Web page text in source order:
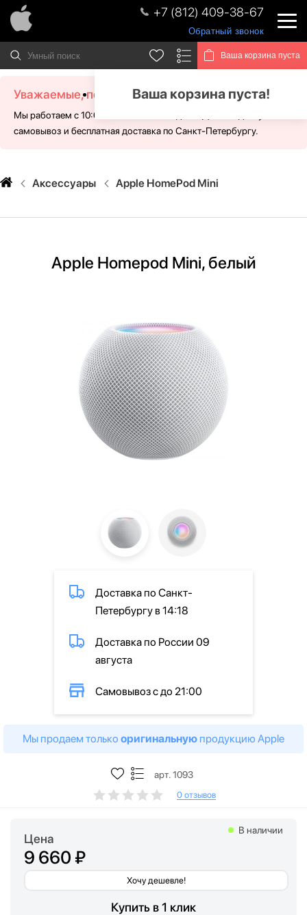
+7 (812) 409-38-67
Обратный звонок
Ваша корзина пуста
Ваша корзина пуста!
Уважаемые, посетители!
Мы работаем с 10:00 - 21:00 без выходных. Для Вас доступен
самовывоз и бесплатная доставка по Санкт-Петербургу.
Аксессуары Apple HomePod Mini
Apple Homepod Mini, белый
Доставка по Санкт-
Петербургу в 14:18
Доставка по России 09
августа
Самовывоз с до 21:00
Мы продаем только оригинальную продукцию Apple
арт. 1093
0 отзывов
Цена
9 660 ₽
Хочу дешевле!
В наличии
Купить в 1 клик